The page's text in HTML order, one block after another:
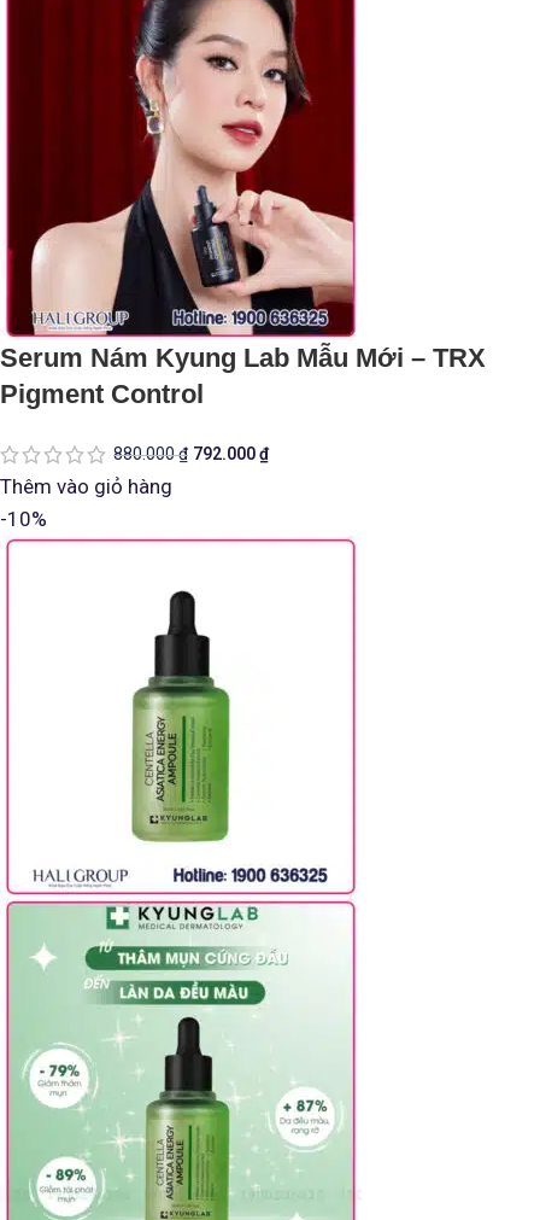
Serum Nám Kyung Lab Mẫu Mới – TRX
Pigment Control
880.000₫ 792.000₫
Thêm vào giỏ hàng
-10%